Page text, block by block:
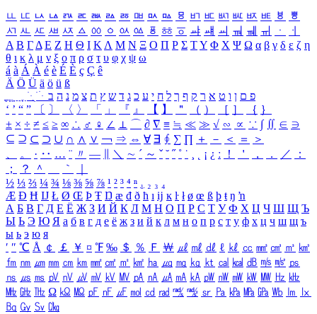
ㅥ ㅦ ㅧ ㅨ ㅩ ㅪ ㅫ ㅬ ㅭ ㅮ ㅯ ㅰ ㅱ ㅲ ㅳ ㅴ ㅵ ㅶ ㅷ ㅸ
ㅹ
ㅺ ㅻ ㅼ ㅽ ㅾ ㅿ ㆀ ㆁ ㆂ ㆃ ㆄ ㆅ ㆆ ㆇ ㆈ ㆉ ㆊ ㆋ ㆌ ㆍ
ㆎ
Α Β ΓΔ Ε Ζ Η Θ Ι ΚΛ Μ Ν Ξ Ο Π Ρ Σ ΤΥ Φ Χ Ψ Ω α β γ δ ε ζ η
θ ι κ λ μ ν ξ ο π ρ σ τ υ φ χ ψ ω
á à Á À é è É È ç Ç ê
Ä Ö Ü ä ö ü ß
ִֶֹ ֻּ ׁׂ פ ם ן ו ט א ר ק ף ך ל ח י ע כ ג ד ש ץ ת צ מ נ ה ב
‘ ’ “ ” 〔 〕 〈 〉 「 」 『 』 【 】 ＂ （ ） ［ ］ ｛ ｝
± × ÷ ≠ ≤ ≥ ∞ ∴ ♂ ♀ ∠ ⊥ ⌒ ∂ ∇ ≡ ≒ ≪ ≫ √ ∽ ∝ ∵ ∫ ∬ ∈ ∋
⊆ ⊇ ⊂ ⊃ ∪ ∩ ∧ ∨ ￢ ⇒ ⇔ ∀ ∃ ∮ ∑ ∏ ＋ － ＜ ＝
＞
、
。 · ‥ … ¨ 〃 ― ＼ ∼ ´ ～ ˇ ˘ ˝ ˚ ˙ ¸ ¡ ¿ ː ！ ＇ ， ． ／
：
；
？ ＾ ｀
½ ⅓ ⅔ ¼ ¾ ⅛ ⅜ ⅝ ⅞ ¹ ² ³ ⁴ ⁿ ₁ ₂ ₃ ₄
Æ Ð Ħ Ĳ Ł Ø Œ Þ Ŧ Ŋ æ đ ð ħ ı ĳ ĸ ŀ ł ø œ ß þ ŧ ŋ ŉ
А Б В Г Д Е Ё Ж З И Й К Л М Н О П Р С Т У Ф Х Ц Ч Ш Щ Ъ
Ы Ь Э Ю Я а б в г д е ё ж з и й к л м н о п р с т у ф х ц ч ш щ ъ
ы ь э ю я
′ ″ ℃ Å ￠ ￡ ￥ ¤ ℉ ‰ ＄ ％ Ｆ ￦ ㎕ ㎖ ㎗ ℓ ㎘ ㏄ ㎣ ㎤ ㎥ ㎦
㎙ ㎚ ㎛ ㎜ ㎝ ㎞ ㎟ ㎠ ㎡ ㎢ ㏊ ㎍ ㎎ ㎏ ㏏ ㎈ ㎉ ㏈ ㎧ ㎨ ㎰
㎱ ㎲ ㎳ ㎴ ㎵ ㎶ ㎷ ㎸ ㎹ ㎀ ㎁ ㎂ ㎃ ㎄ ㎺ ㎻ ㎽ ㎾ ㎿ ㎐ ㎑
㎒ ㎓ ㎔ Ω ㏀ ㏁ ㎊ ㎋ ㎌ ㏖ ㏅ ㎭ ㎮ ㎯ ㏛ ㎩ ㎪ ㎫ ㎬ ㏝ ㏐
㏓
㏃ ㏉ ㏜ ㏆